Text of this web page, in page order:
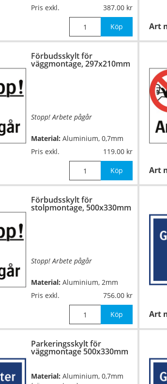
(väggmontage)
500x330mm
Pris exkl. 387.00
Köp Art
Förbudsskylt för
väggmontage, 297x210mm
Stopp! Arbete pågår
Material: Aluminium, 0,7mm
(väggmontage)
297x210mm
Pris exkl. 119.00
Köp Art
Förbudsskylt för
stolpmontage, 500x330mm
Stopp! Arbete pågår
Material: Aluminium, 2mm
(stolpmontage)
500x330mm
Pris exkl. 756.00
Köp Art
Parkeringsskylt för
väggmontage 500x330mm
Material: Aluminium, 0,7mm